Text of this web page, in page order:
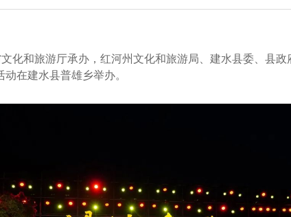
化和旅游厅承办，红河州文化和旅游局、建水县委、县政
在建水县普雄乡举办。